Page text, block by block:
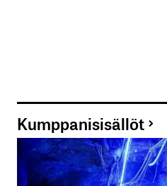
Kumppanisisällöt